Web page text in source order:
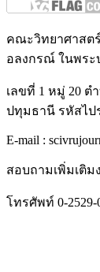
คณะวิทยาศาสต
อลงกรณ์ ในพร
เลขที่ 1 หมู่ 20 ต
ปทุมธานี รหัสไป
E-mail :
สอบถามเพิ่มเติ
โทรศัพท์ 0-2529-